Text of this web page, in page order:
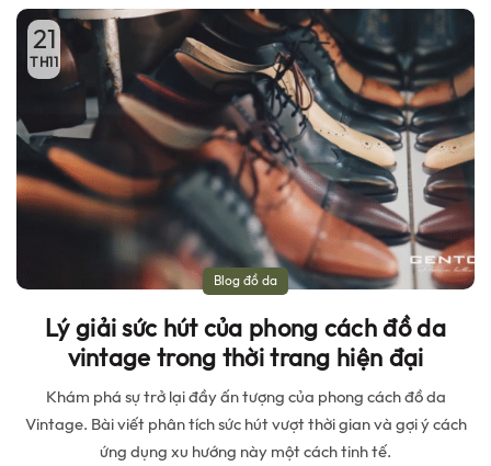
21
TH11
Blog đồ da
Lý giải sức hút của phong cách đồ da
vintage trong thời trang hiện đại
Khám phá sự trở lại đầy ấn tượng của phong cách đồ da
Vintage. Bài viết phân tích sức hút vượt thời gian và gợi ý cách
ứng dụng xu hướng này một cách tinh tế.